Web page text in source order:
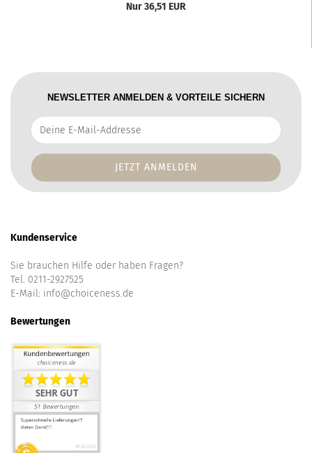
Nur 36,51 EUR
NEWSLETTER ANMELDEN & VORTEILE SICHERN
Deine
E-
Addresse
Kundenservice
Sie brauchen Hilfe oder haben Fragen?
Tel. 0211-2927525
E-Mail: info@choiceness.de
Bewertungen